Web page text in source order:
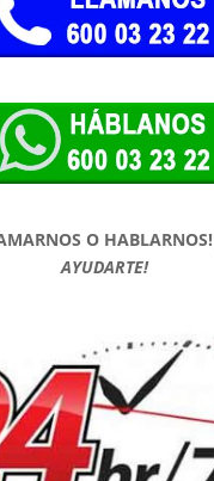
O HABLARNOS!
AYUDARTE!